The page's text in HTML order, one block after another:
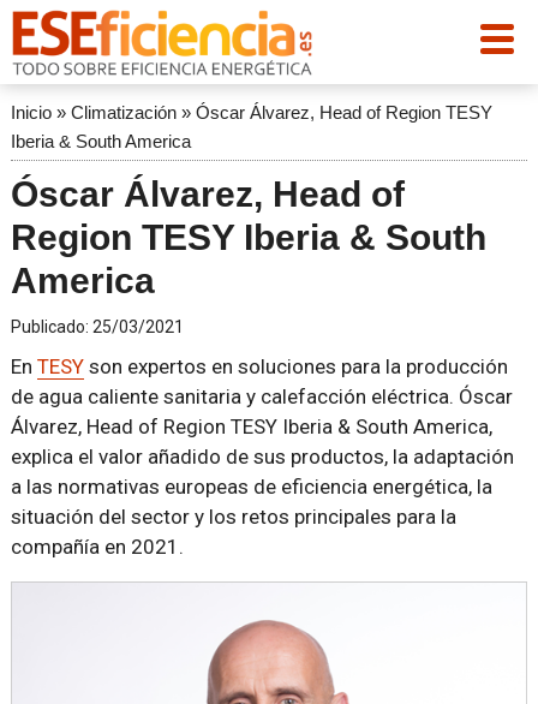
Inicio» Climatización» Óscar Álvarez, Head of Region TESY
Iberia & South America
Óscar Álvarez, Head of
Region TESY Iberia & South
America
Publicado: 25/03/2021
En TESYson expertos en soluciones para la producción
de agua caliente sanitaria y calefacción eléctrica. Óscar
Álvarez, Head of Region TESY Iberia & South America,
explica el valor añadido de sus productos, la adaptación
a las normativas europeas de eficiencia energética, la
situación del sector y los retos principales para la
compañía en 2021.